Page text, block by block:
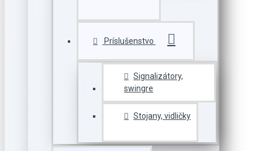
Príslušenstvo
Signalizátory,
swingre
Stojany, vidličky